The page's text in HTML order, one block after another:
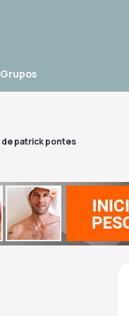
Grupos
depatrick pontes